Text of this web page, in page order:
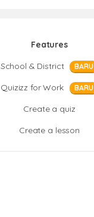
Features
School & District
BARU
Quizizz for Work BARU
Create a quiz
Create a lesson